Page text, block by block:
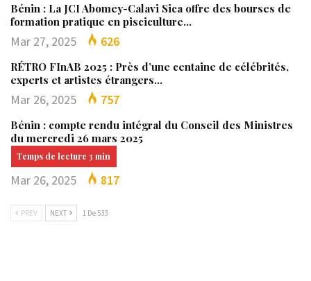
Bénin : La JCI Abomey-Calavi Sica offre des bourses de
formation pratique en pisciculture…
Mar 27, 2025 626
RÉTRO FInAB 2025 : Près d’une centaine de célébrités,
experts et artistes étrangers…
Mar 26, 2025 757
Bénin : compte rendu intégral du Conseil des Ministres
du mercredi 26 mars 2025
Mar 26, 2025 817
PREV NEXT 1 De 533